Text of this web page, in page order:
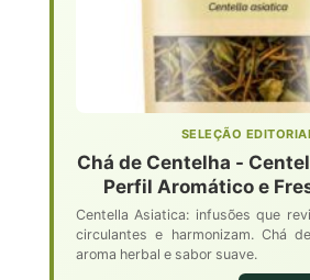
SELEÇÃO
Chá de Centelha -
Perfil Aromático e
Centella Asiatica: infusões que
circulantes e harmonizam. Chá
aroma herbal e sabor suave.